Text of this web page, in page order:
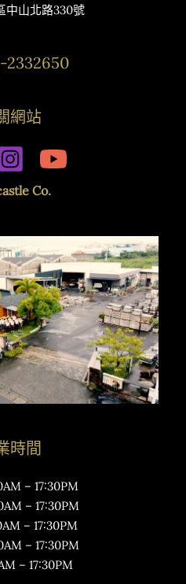
中山北路330號
2332650
網站
Co.
時間
– 17:30PM
– 17:30PM
– 17:30PM
– 17:30PM
– 17:30PM